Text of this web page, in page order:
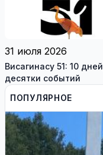
31 июля 2026
Висагинасу 51: 10 дней,
десятки событий
ПОПУЛЯРНОЕ